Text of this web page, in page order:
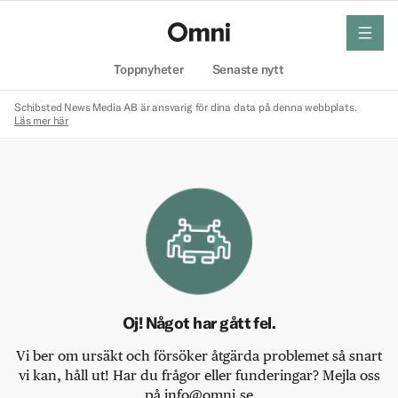
Toppnyheter Senaste nytt
meny
Schibsted News Media AB är ansvarig för dina data på denna webbplats.
Läs mer här
Oj! Något har gått fel.
Vi ber om ursäkt och försöker åtgärda problemet så snart
vi kan, håll ut! Har du frågor eller funderingar? Mejla oss